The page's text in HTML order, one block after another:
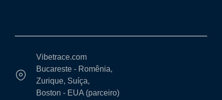
Vibetrace.com
Bucareste - Romênia,
Zurique, Suíça,
Boston - EUA (parceiro)